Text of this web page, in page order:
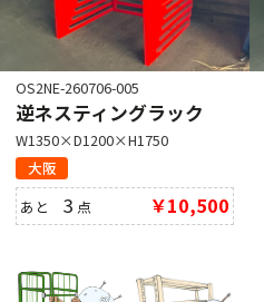
OS2NE-260706-005
逆ネスティングラック
W1350×D1200×H1750
大阪
あと3 点 ￥10,500